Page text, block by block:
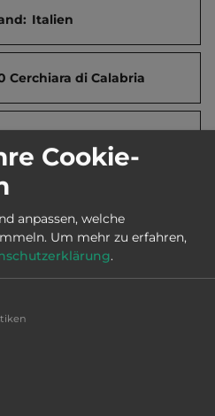
Italien
Cerchiara di Calabria
Ganzjährig geöffnet
Cookie-
anpassen, welche
Um mehr zu erfahren,
.